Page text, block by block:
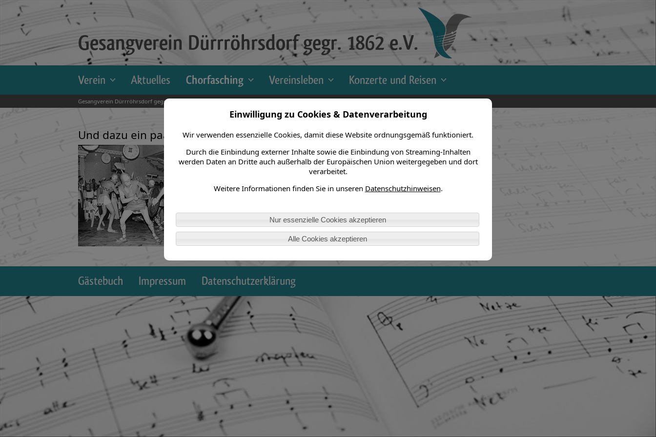
Einwilligung zu Cookies & Datenverarbeitung
Wir verwenden essenzielle Cookies, damit diese Website ordnungsgemäß funktioniert.
Durch die Einbindung externer Inhalte sowie die Einbindung von Streaming-Inhalten
werden Daten an Dritte auch außerhalb der Europäischen Union weitergegeben und dort
verarbeitet.
Weitere Informationen finden Sie in unseren Datenschutzhinweisen.
Nur essenzielle Cookies akzeptieren
Alle Cookies akzeptieren
Gesangverein Dürrröhrsdorf gegr. 1862 e.V.
Verein Aktuelles Chorfasching Vereinsleben Konzerte und Reisen
Gesangverein Dürrröhrsdorf gegr. 1862 e.V. > Chorfasching > 80er Jahre > 1986
Und dazu ein paar Archiv-Bilder
Gästebuch Impressum Datenschutzerklärung